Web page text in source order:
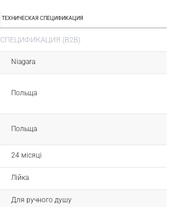
ТЕХНИЧЕСКАЯ СПЕЦИФИКАЦИЯ
СПЕЦИФИКАЦИЯ (B2B)
Niagara
Польща
Польща
24 місяці
Лійка
Для ручного душу